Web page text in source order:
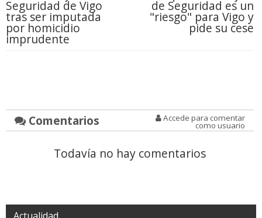
Seguridad de Vigo
tras ser imputada
por homicidio
imprudente
de Seguridad es un
"riesgo" para Vigo y
pide su cese
Comentarios Accede para comentar
como usuario
Todavía no hay comentarios